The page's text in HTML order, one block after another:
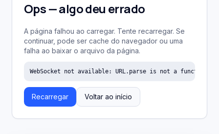
Ops — algo deu errado
A página falhou ao carregar. Tente recarregar. Se
continuar, pode ser cache do navegador ou uma
falha ao baixar o arquivo da página.
WebSocket not available: URL.parse is not a function
Recarregar Voltar ao início